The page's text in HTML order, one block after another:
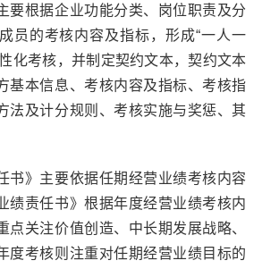
要根据企业功能分类、岗位职责及分
员的考核内容及指标，形成“一人一
化考核，并制定契约文本，契约文本
基本信息、考核内容及指标、考核指
法及计分规则、考核实施与奖惩、其
书》主要依据任期经营业绩考核内容
绩责任书》根据年度经营业绩考核内
点关注价值创造、中长期发展战略、
度考核则注重对任期经营业绩目标的